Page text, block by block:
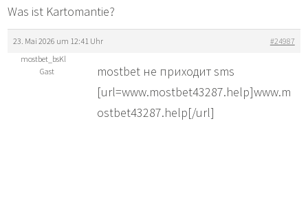
Was ist Kartomantie?
23. Mai 2026 um 12:41 Uhr
#24987
mostbet_bsKl
Gast
mostbet не приходит sms
[url=www.mostbet43287.help]www.m
ostbet43287.help[/url]